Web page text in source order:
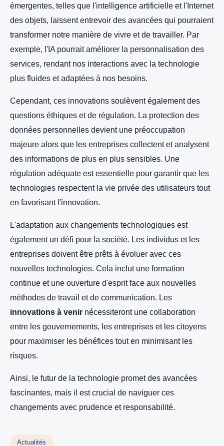
émergentes, telles que l'intelligence artificielle et l'Internet
des objets, laissent entrevoir des avancées qui pourraient
transformer notre manière de vivre et de travailler. Par
exemple, l'IA pourrait améliorer la personnalisation des
services, rendant nos interactions avec la technologie
plus fluides et adaptées à nos besoins.
Cependant, ces innovations soulèvent également des
questions éthiques et de régulation. La protection des
données personnelles devient une préoccupation
majeure alors que les entreprises collectent et analysent
des informations de plus en plus sensibles. Une
régulation adéquate est essentielle pour garantir que les
technologies respectent la vie privée des utilisateurs tout
en favorisant l'innovation.
L'adaptation aux changements technologiques est
également un défi pour la société. Les individus et les
entreprises doivent être prêts à évoluer avec ces
nouvelles technologies. Cela inclut une formation
continue et une ouverture d'esprit face aux nouvelles
méthodes de travail et de communication. Les
innovations à venir nécessiteront une collaboration
entre les gouvernements, les entreprises et les citoyens
pour maximiser les bénéfices tout en minimisant les
risques.
Ainsi, le futur de la technologie promet des avancées
fascinantes, mais il est crucial de naviguer ces
changements avec prudence et responsabilité.
Actualités